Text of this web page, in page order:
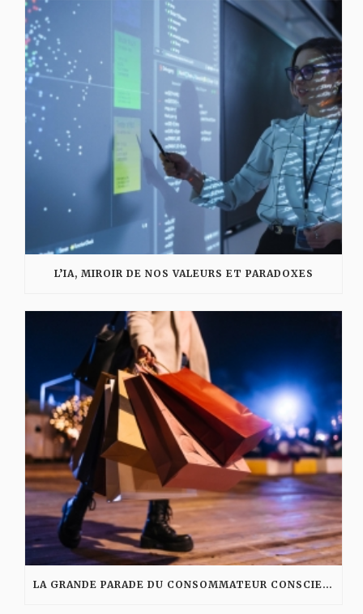
L’IA, MIROIR DE NOS VALEURS ET PARADOXES
LA GRANDE PARADE DU CONSOMMATEUR CONSCIENT